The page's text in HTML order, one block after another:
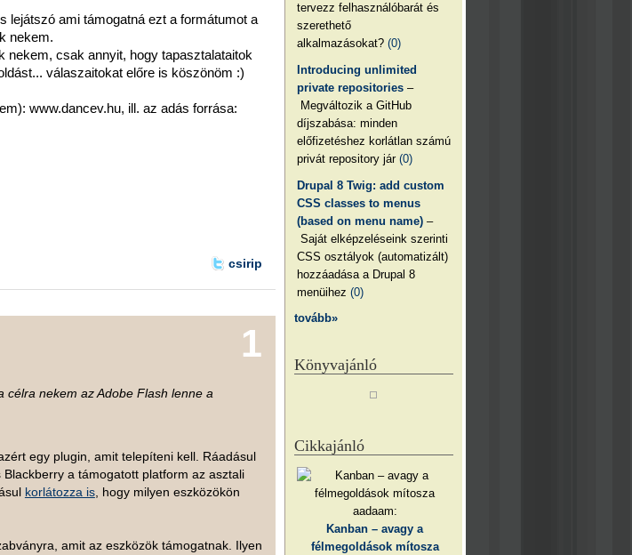
lejátszó ami támogatná ezt a formátumot a
nekem.
nekem, csak annyit, hogy tapasztalataitok
válaszaitokat előre is köszönöm :)
www.dancev.hu, ill. az adás forrása:
csirip
1
nekem az Adobe Flash lenne a
egy plugin, amit telepíteni kell. Ráadásul
a támogatott platform az asztali
korlátozza is, hogy milyen eszközökön
amit az eszközök támogatnak. Ilyen
tervezz felhasználóbarát és
szerethető
alkalmazásokat?(0)
Introducing unlimited
private repositories –
Megváltozik a GitHub
díjszabása: minden
előfizetéshez korlátlan számú
privát repository jár(0)
Drupal 8 Twig: add custom
CSS classes to menus
(based on menu name) –
Saját elképzeléseink szerinti
CSS osztályok (automatizált)
hozzáadása a Drupal 8
menüihez(0)
tovább»
Könyvajánló
Cikkajánló
aadaam:
Kanban – avagy a
félmegoldások mítosza